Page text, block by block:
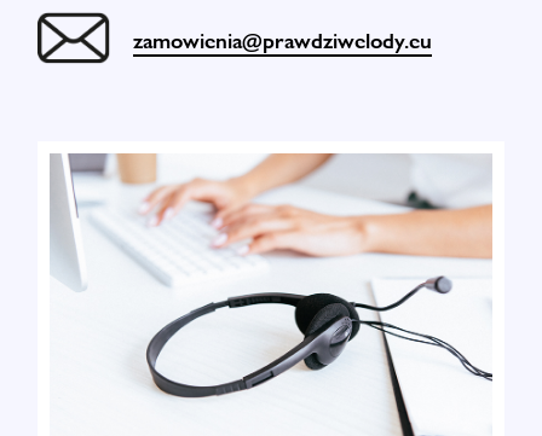
zamowienia@prawdziwelody.eu